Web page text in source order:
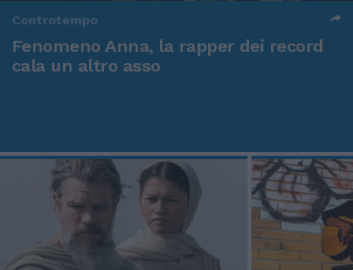
Controtempo
Fenomeno Anna, la rapper dei record
cala un altro asso